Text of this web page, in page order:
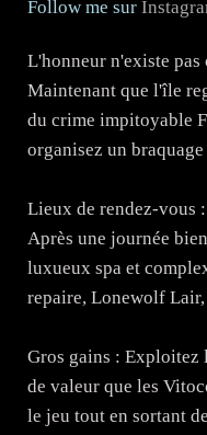
Follow me sur
L'honneur n'existe
Maintenant que l'île
du crime impitoyable
organisez un
Lieux de rendez-vous
Après une journée
luxueux spa et
repaire, Lonewolf
Gros gains : Exploitez
de valeur que les
le jeu tout en sortant